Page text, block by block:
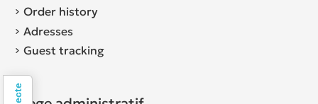
Order history
Adresses
Guest tracking